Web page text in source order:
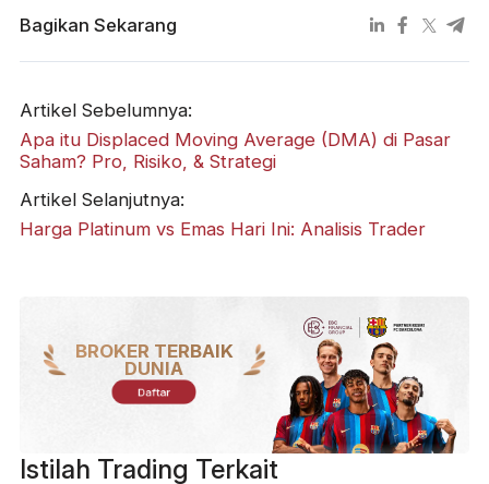
Bagikan Sekarang
Artikel Sebelumnya:
Apa itu Displaced Moving Average (DMA) di Pasar
Saham? Pro, Risiko, & Strategi
Artikel Selanjutnya:
Harga Platinum vs Emas Hari Ini: Analisis Trader
BROKER TERBAIK
DUNIA
Daftar
Istilah Trading Terkait